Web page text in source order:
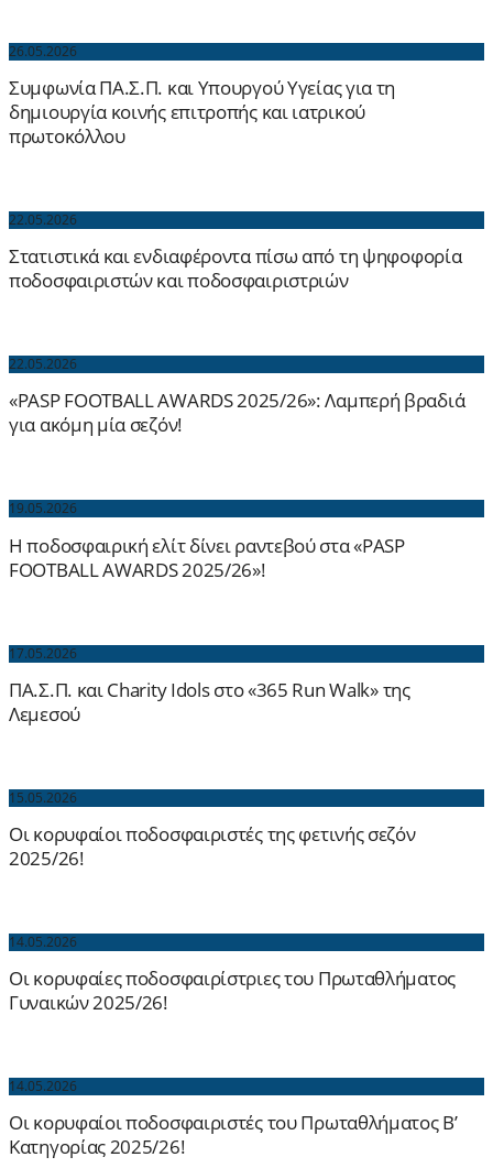
26.05.2026
Συμφωνία ΠΑ.Σ.Π. και Υπουργού Υγείας για τη
δημιουργία κοινής επιτροπής και ιατρικού
πρωτοκόλλου
22.05.2026
Στατιστικά και ενδιαφέροντα πίσω από τη ψηφοφορία
ποδοσφαιριστών και ποδοσφαιριστριών
22.05.2026
«PASP FOOTBALL AWARDS 2025/26»: Λαμπερή βραδιά
για ακόμη μία σεζόν!
19.05.2026
Η ποδοσφαιρική ελίτ δίνει ραντεβού στα «PASP
FOOTBALL AWARDS 2025/26»!
17.05.2026
ΠΑ.Σ.Π. και Charity Idols στο «365 Run Walk» της
Λεμεσού
15.05.2026
Οι κορυφαίοι ποδοσφαιριστές της φετινής σεζόν
2025/26!
14.05.2026
Οι κορυφαίες ποδοσφαιρίστριες του Πρωταθλήματος
Γυναικών 2025/26!
14.05.2026
Οι κορυφαίοι ποδοσφαιριστές του Πρωταθλήματος Β’
Κατηγορίας 2025/26!